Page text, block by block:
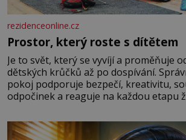
rezidenceonline.cz
Prostor, který roste s dítětem
Je to svět, který se vyvíjí a proměňuje
dětských krůčků až po dospívání.
pokoj podporuje bezpečí, kreativitu,
odpočinek a reaguje na každou etapu
měkkost a bezpečí, proto by pokoj
především klidně a útulně. Předškolní